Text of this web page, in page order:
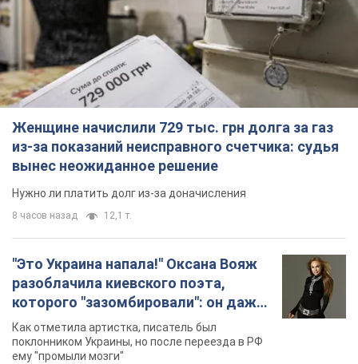
Женщине начислили 729 тыс. грн долга за газ
из-за показаний неисправного счетчика: судья
вынес неожиданное решение
Нужно ли платить долг из-за доначисления
8 часов назад 12,1 т.
"Это Украина напала!" Оксана Вояж
разоблачила киевского поэта,
которого "зазомбировали": он даже
русского не знал, а теперь хочет
геноцида украинцев
Как отметила артистка, писатель был
поклонником Украины, но после переезда в РФ
ему "промыли мозги"